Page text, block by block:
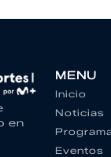
en
MENU
Inicio
Noticias
Eventos